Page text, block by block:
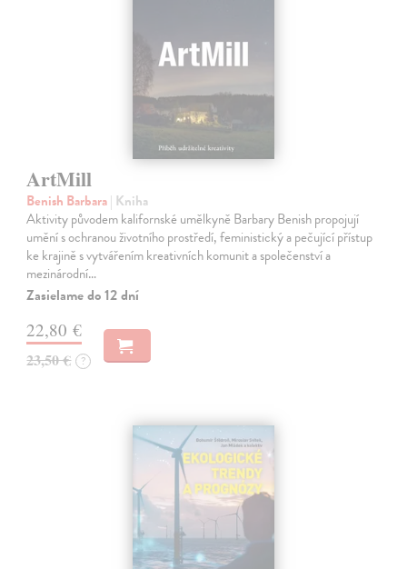
ArtMill
Benish Barbara| Kniha
Aktivity původem kalifornské umělkyně Barbary Benish propojují
umění s ochranou životního prostředí, feministický a pečující přístup
ke krajině s vytvářením kreativních komunit a společenství a
mezinárodní…
Zasielame do 12 dní
22,80 €
23,50 € ?